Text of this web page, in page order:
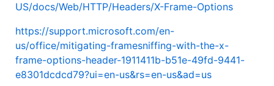
US/docs/Web/HTTP/Headers/X-Frame-Options
https://support.microsoft.com/en-
us/office/mitigating-framesniffing-with-the-x-
frame-options-header-1911411b-b51e-49fd-9441-
e8301dcdcd79?ui=en-us&rs=en-us&ad=us